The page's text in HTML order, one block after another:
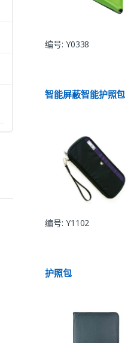
编号: Y0338
智能屏蔽智能护照包
编号: Y1102
护照包